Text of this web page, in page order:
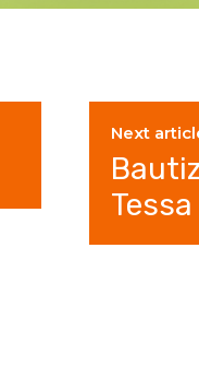
Next
Tessa